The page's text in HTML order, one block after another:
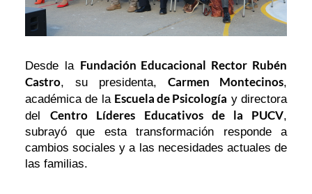
Desde la Fundación Educacional Rector Rubén
Castro, su presidenta, Carmen Montecinos,
académica de la Escuela de Psicología y directora
delCentro Líderes Educativos de la PUCV,
subrayó que esta transformación responde a
cambios sociales y a las necesidades actuales de
las familias.